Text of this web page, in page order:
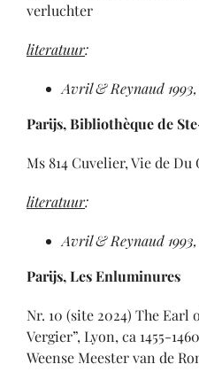
verluchter
literatuur:
Avril & Reynaud
Parijs, Bibliothèque de
Ms 814 Cuvelier, Vie de Du
literatuur:
Avril & Reynaud
Parijs, Les Enluminures
Nr. 10 (site 2024) The Earl
Vergier”, Lyon, ca 1455-
Weense Meester van de